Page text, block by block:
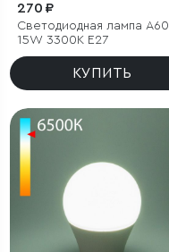
270 ₽
Светодиодная лампа A60
15W 3300K E27
КУПИТЬ